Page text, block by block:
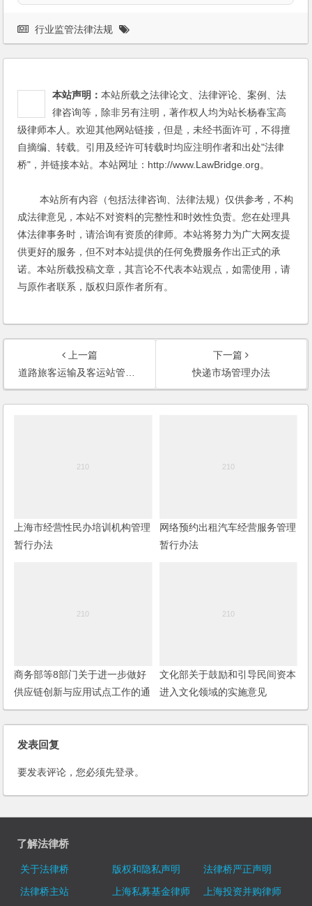
行业监管法律法规
本站声明：本站所载之法律论文、法律评论、案例、法
律咨询等，除非另有注明，著作权人均为站长杨春宝高
级律师本人。欢迎其他网站链接，但是，未经书面许可，不得擅
自摘编、转载。引用及经许可转载时均应注明作者和出处"法律
桥"，并链接本站。本站网址：http://www.LawBridge.org。
本站所有内容（包括法律咨询、法律法规）仅供参考，不构
成法律意见，本站不对资料的完整性和时效性负责。您在处理具
体法律事务时，请洽询有资质的律师。本站将努力为广大网友提
供更好的服务，但不对本站提供的任何免费服务作出正式的承
诺。本站所载投稿文章，其言论不代表本站观点，如需使用，请
与原作者联系，版权归原作者所有。
上一篇
道路旅客运输及客运站管理规定
下一篇
快递市场管理办法
上海市经营性民办培训机构管理
暂行办法
网络预约出租汽车经营服务管理
暂行办法
商务部等8部门关于进一步做好
供应链创新与应用试点工作的通
知
文化部关于鼓励和引导民间资本
进入文化领域的实施意见
发表回复
要发表评论，您必须先登录。
了解法律桥
关于法律桥 版权和隐私声明
法律桥严正声明
法律桥主站
上海私募基金律师
上海投资并购律师